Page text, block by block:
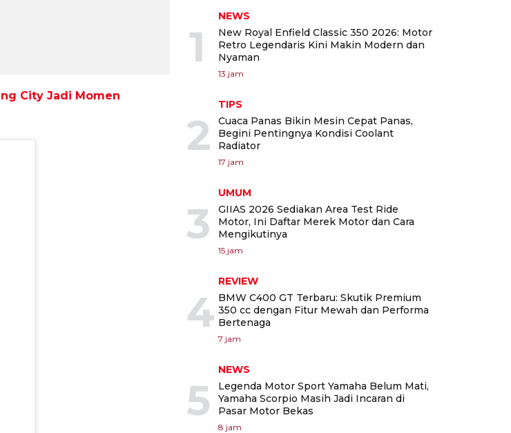
City Jadi Momen
1
NEWS
New Royal Enfield Classic 350 2026: Motor
Retro Legendaris Kini Makin Modern dan
Nyaman
13 jam
2
TIPS
Cuaca Panas Bikin Mesin Cepat Panas,
Begini Pentingnya Kondisi Coolant
Radiator
17 jam
3
UMUM
GIIAS 2026 Sediakan Area Test Ride
Motor, Ini Daftar Merek Motor dan Cara
Mengikutinya
15 jam
4
REVIEW
BMW C400 GT Terbaru: Skutik Premium
350 cc dengan Fitur Mewah dan Performa
Bertenaga
7 jam
5
NEWS
Legenda Motor Sport Yamaha Belum Mati,
Yamaha Scorpio Masih Jadi Incaran di
Pasar Motor Bekas
8 jam